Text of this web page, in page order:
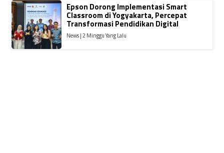
Epson Dorong Implementasi Smart
Classroom di Yogyakarta, Percepat
Transformasi Pendidikan Digital
News | 2 Minggu Yang Lalu